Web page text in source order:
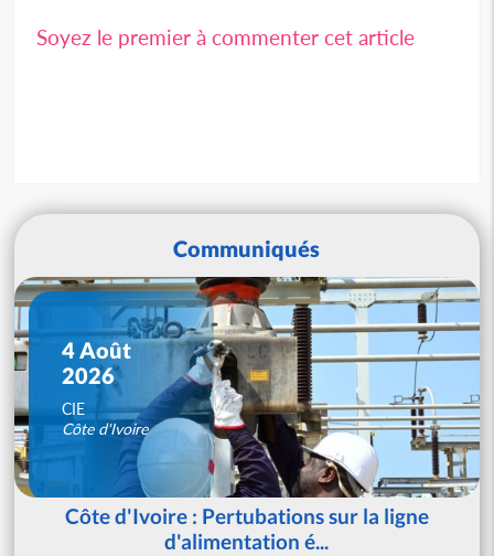
Soyez le premier à commenter cet article
Communiqués
4 Août
2026
CIE
Côte d'Ivoire
Côte d'Ivoire : Pertubations sur la ligne
d'alimentation é...